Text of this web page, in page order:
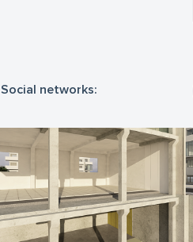
Social networks: